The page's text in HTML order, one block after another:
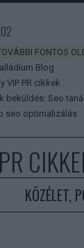
FONTOS
Blog
VIP PR cikkek
beküldés: Seo
seo optimalizálás
PR
KÖZÉLET,